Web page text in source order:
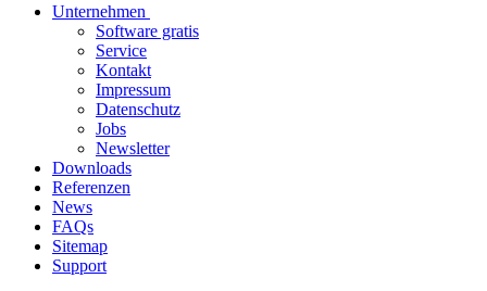
Unternehmen
Software gratis
Service
Kontakt
Impressum
Datenschutz
Jobs
Newsletter
Downloads
Referenzen
News
FAQs
Sitemap
Support